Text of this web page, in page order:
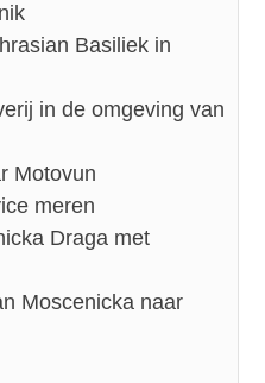
Basiliek in
in de omgeving van
Motovun
meren
Draga met
Moscenicka naar